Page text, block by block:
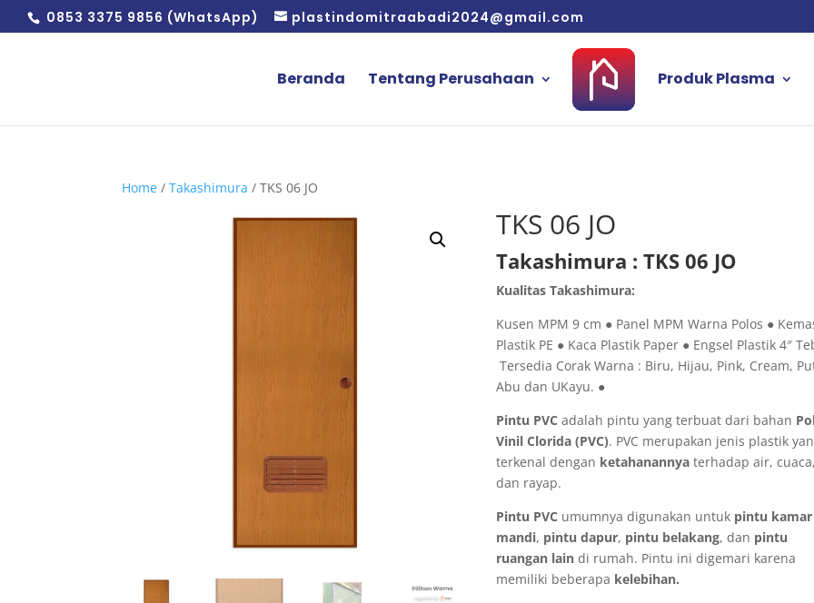
0853 3375 9856 (WhatsApp) plastindomitraabadi2024@gmail.com
Beranda Tentang Perusahaan Produk Plasma
Home /Takashimura / TKS 06 JO
TKS 06 JO
Takashimura : TKS 06 JO
Kualitas Takashimura:
Kusen MPM 9 cm ● Panel MPM Warna Polos ●
Plastik PE ● Kaca Plastik Paper ● Engsel Plastik 4″
Tersedia Corak Warna : Biru, Hijau, Pink, Cream,
Abu dan UKayu. ●
Pintu PVC adalah pintu yang terbuat dari bahan
Vinil Clorida (PVC). PVC merupakan jenis plastik
terkenal dengan ketahanannya terhadap air, cuaca,
dan rayap.
Pintu PVC umumnya digunakan untuk pintu kamar
mandi, pintu dapur, pintu belakang, dan pintu
ruangan lain di rumah. Pintu ini digemari karena
memiliki beberapa kelebihan.